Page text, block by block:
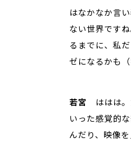
はなかなか言
ない世界です
るまでに、私
ゼになるかも（
若宮
ははは。
いった感覚的
んだり、映像